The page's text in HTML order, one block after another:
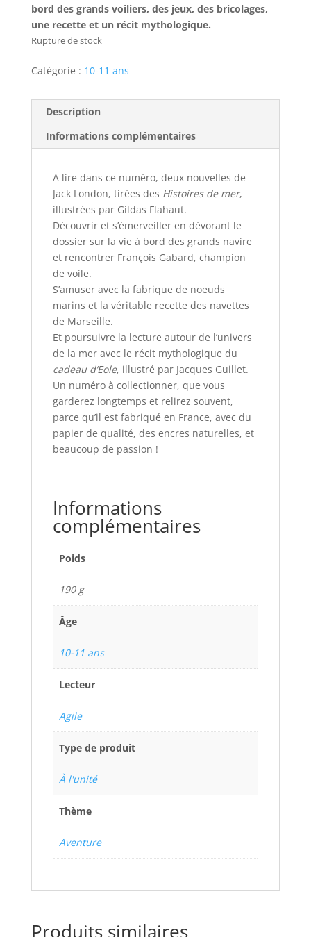
bord des grands voiliers, des jeux, des bricolages,
une recette et un récit mythologique.
Rupture de stock
Catégorie : 10-11 ans
Description
Informations complémentaires
A lire dans ce numéro, deux nouvelles de
Jack London, tirées des Histoires de mer,
illustrées par Gildas Flahaut.
Découvrir et s’émerveiller en dévorant le
dossier sur la vie à bord des grands navire
et rencontrer François Gabard, champion
de voile.
S’amuser avec la fabrique de noeuds
marins et la véritable recette des navettes
de Marseille.
Et poursuivre la lecture autour de l’univers
de la mer avec le récit mythologique du
cadeau d’Eole, illustré par Jacques Guillet.
Un numéro à collectionner, que vous
garderez longtemps et relirez souvent,
parce qu’il est fabriqué en France, avec du
papier de qualité, des encres naturelles, et
beaucoup de passion !
Informations
complémentaires
Poids
190 g
Âge
10-11 ans
Lecteur
Agile
Type de produit
À l'unité
Thème
Aventure
Produits similaires